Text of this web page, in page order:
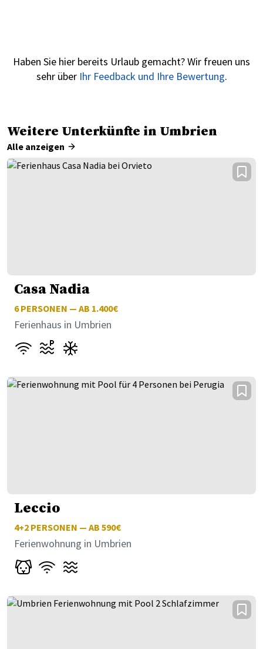
Haben Sie hier bereits Urlaub gemacht? Wir freuen uns
sehr über Ihr Feedback und Ihre Bewertung.
Weitere Unterkünfte in Umbrien
Alle anzeigen
Casa Nadia
6PERSONEN — AB 1.400€
Ferienhaus in Umbrien
Leccio
4+2 PERSONEN — AB 590€
Ferienwohnung in Umbrien